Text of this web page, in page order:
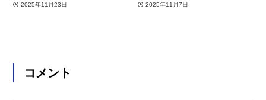
2025年11月23日 2025年11月7日
コメント